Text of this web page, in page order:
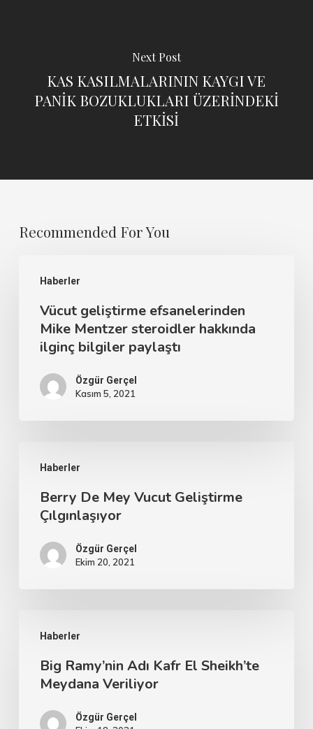
Next Post
KAS KASILMALARININ KAYGI VE
PANİK BOZUKLUKLARI ÜZERİNDEKİ
ETKİSİ
Recommended For You
Haberler
Vücut geliştirme efsanelerinden
Mike Mentzer steroidler hakkında
ilginç bilgiler paylaştı
Özgür Gerçel
Kasım 5, 2021
Haberler
Berry De Mey Vucut Geliştirme
Çılgınlaşıyor
Özgür Gerçel
Ekim 20, 2021
Haberler
Big Ramy’nin Adı Kafr El Sheikh’te
Meydana Veriliyor
Özgür Gerçel